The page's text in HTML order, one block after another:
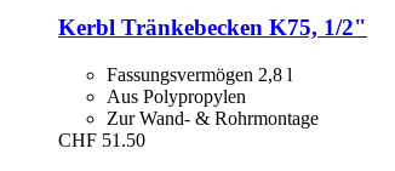
Kerbl Tränkebecken K75, 1/2"
Fassungsvermögen 2,8 l
Aus Polypropylen
Zur Wand- & Rohrmontage
CHF 51.50